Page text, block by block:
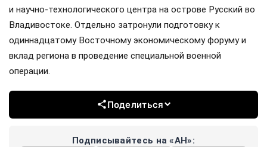
и научно-технологического центра на острове Русский во
Владивостоке. Отдельно затронули подготовку к
одиннадцатому Восточному экономическому форуму и
вклад региона в проведение специальной военной
операции.
Поделиться
Подписывайтесь на «АН»: